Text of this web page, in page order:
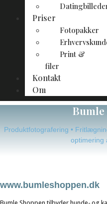
Priser
Fotopakker
Print &
filer
Kontakt
Om
Bumle
Produktfotografering •
optimering
www.bumleshoppen.dk